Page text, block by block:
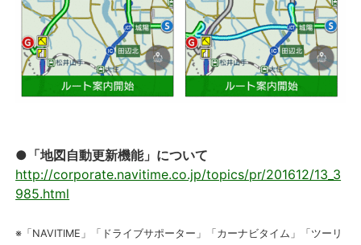
●「地図自動更新機能」について
http://corporate.navitime.co.jp/topics/pr/201612/13_3
985.html
※「NAVITIME」「ドライブサポーター」「カーナビタイム」「ツーリ